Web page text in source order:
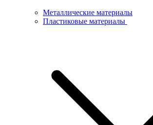
Металлические материалы
Пластиковые материалы